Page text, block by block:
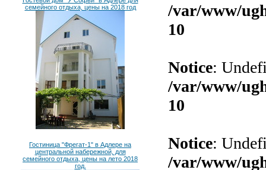
семейного отдыха, цены на 2018 год
Гостиница "Фрегат-1" в Адлере на
центральной набережной, для
семейного отдыха, цены на лето 2018
год.